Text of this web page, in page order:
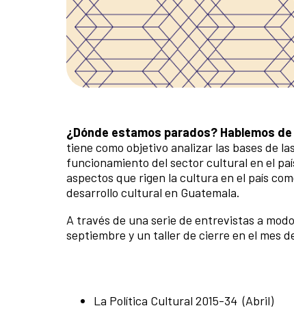
¿Dónde estamos parados? Hablemos
tiene como objetivo analizar las bases de
funcionamiento del sector cultural en el
aspectos que rigen la cultura en el país
desarrollo cultural en Guatemala.
A través de una serie de entrevistas a
septiembre y un taller de cierre en el mes
La Política Cultural 2015-34 (Abril)